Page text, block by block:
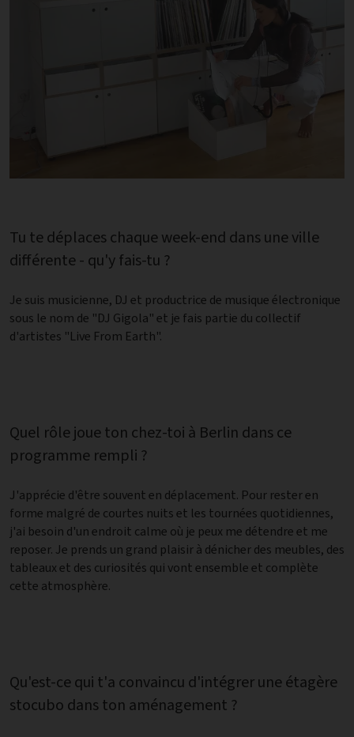
Tu te déplaces chaque week-end dans une ville
différente - qu'y fais-tu ?
Je suis musicienne, DJ et productrice de musique électronique
sous le nom de "DJ Gigola" et je fais partie du collectif
d'artistes "Live From Earth".
Quel rôle joue ton chez-toi à Berlin dans ce
programme rempli ?
J'apprécie d'être souvent en déplacement. Pour rester en
forme malgré de courtes nuits et les tournées quotidiennes,
j'ai besoin d'un endroit calme où je peux me détendre et me
reposer. Je prends un grand plaisir à dénicher des meubles, des
tableaux et des curiosités qui vont ensemble et complète
cette atmosphère.
Qu'est-ce qui t'a convaincu d'intégrer une étagère
stocubo dans ton aménagement ?